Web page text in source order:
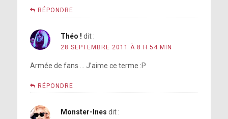
RÉPONDRE
Théo ! dit :
28 SEPTEMBRE 2011 À 8 H 54 MIN
Armée de fans … J’aime ce terme :P
RÉPONDRE
Monster-Ines dit :